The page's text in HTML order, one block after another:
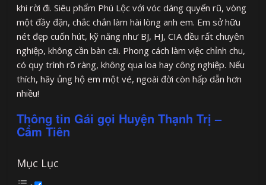
khi rời đi. Siêu phẩm Phú Lộc với vóc dáng quyến rũ, vòng
một đầy đặn, chắc chắn làm hài lòng anh em. Em sở hữu
nét đẹp cuốn hút, kỹ năng như BJ, HJ, CIA đều rất chuyên
nghiệp, không cần bàn cãi. Phong cách làm việc chỉnh chu,
có quy trình rõ ràng, không qua loa hay công nghiệp. Nếu
thích, hãy ủng hộ em một vé, ngoài đời còn hấp dẫn hơn
nhiều!
Thông tin Gái gọi Huyện Thạnh Trị –
Cẩm Tiên
Mục Lục